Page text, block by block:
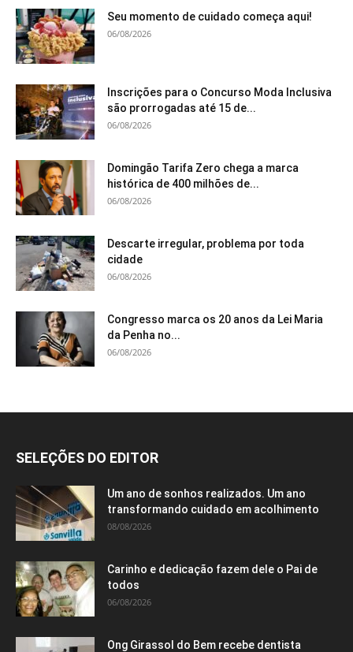
Seu momento de cuidado começa aqui!
06/08/2026
Inscrições para o Concurso Moda Inclusiva
são prorrogadas até 15 de...
06/08/2026
Domingão Tarifa Zero chega a marca
histórica de 400 milhões de...
06/08/2026
Descarte irregular, problema por toda
cidade
06/08/2026
Congresso marca os 20 anos da Lei Maria
da Penha no...
06/08/2026
SELEÇÕES DO EDITOR
Um ano de sonhos realizados. Um ano
transformando cuidado em acolhimento
08/08/2026
Carinho e dedicação fazem dele o Pai de
todos
06/08/2026
Ong Girassol do Bem recebe dentista